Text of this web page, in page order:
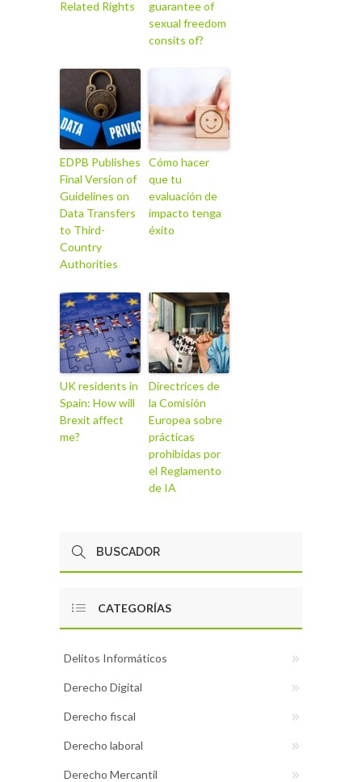
Related Rights
guarantee of
sexual freedom
consits of?
EDPB Publishes
Final Version of
Guidelines on
Data Transfers
to Third-
Country
Authorities
Cómo hacer
que tu
evaluación de
impacto tenga
éxito
UK residents in
Spain: How will
Brexit affect
me?
Directrices de
la Comisión
Europea sobre
prácticas
prohibidas por
el Reglamento
de IA
CATEGORÍAS
Delitos Informáticos
Derecho Digital
Derecho fiscal
Derecho laboral
Derecho Mercantil